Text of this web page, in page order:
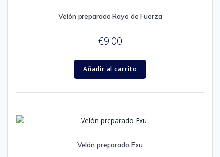
Velón preparado Rayo de Fuerza
€9.00
Añadir al carrito
Velón preparado Exu